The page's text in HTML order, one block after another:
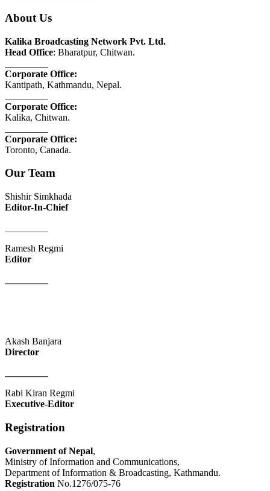
About Us
Kalika Broadcasting Network Pvt. Ltd.
Head Office: Bharatpur, Chitwan.
Corporate Office:
Kantipath, Kathmandu, Nepal.
Corporate Office:
Kalika, Chitwan.
Corporate Office:
Toronto, Canada.
Our Team
Shishir Simkhada
Editor-In-Chief
Ramesh Regmi
Editor
Akash Banjara
Director
Rabi Kiran Regmi
Executive-Editor
Registration
Government of Nepal,
Ministry of Information and Communications,
Department of Information & Broadcasting, Kathmandu.
Registration No.1276/075-76